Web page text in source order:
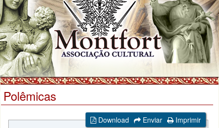
Polêmicas
Download Enviar
Imprimir